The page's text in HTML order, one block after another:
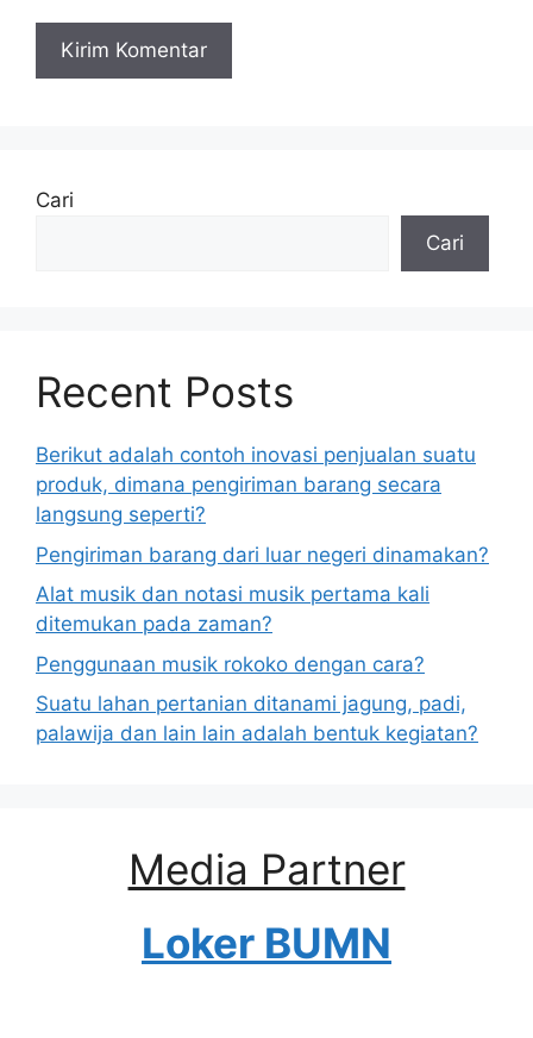
Cari
Cari
Recent Posts
Berikut adalah contoh inovasi penjualan suatu
produk, dimana pengiriman barang secara
langsung seperti?
Pengiriman barang dari luar negeri dinamakan?
Alat musik dan notasi musik pertama kali
ditemukan pada zaman?
Penggunaan musik rokoko dengan cara?
Suatu lahan pertanian ditanami jagung, padi,
palawija dan lain lain adalah bentuk kegiatan?
Media Partner
Loker BUMN